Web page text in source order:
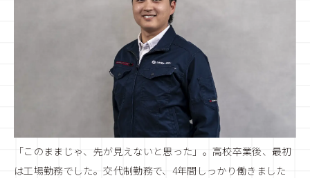
「このままじゃ、先が見えないと思った」。高校卒業後、最初
は工場勤務でした。交代制勤務で、4年間しっかり働きました